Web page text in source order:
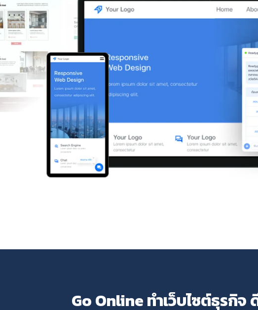
Go Online ทำเว็บไซต์ธุรกิจ